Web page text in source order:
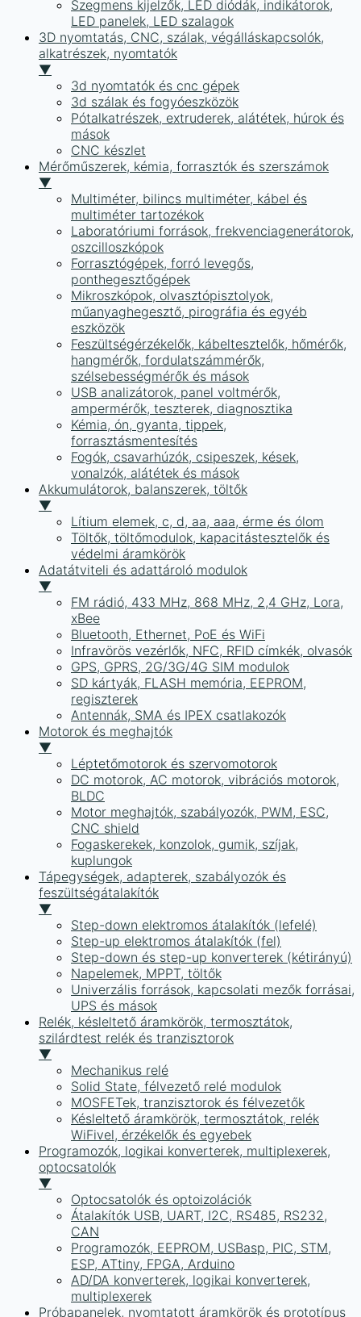
Szegmens kijelzők, LED diódák, indikátorok,
LED panelek, LED szalagok
3D nyomtatás, CNC, szálak, végálláskapcsolók,
alkatrészek, nyomtatók
▼
3d nyomtatók és cnc gépek
3d szálak és fogyóeszközök
Pótalkatrészek, extruderek, alátétek, húrok és
mások
CNC készlet
Mérőműszerek, kémia, forrasztók és szerszámok
▼
Multiméter, bilincs multiméter, kábel és
multiméter tartozékok
Laboratóriumi források, frekvenciagenerátorok,
oszcilloszkópok
Forrasztógépek, forró levegős,
ponthegesztőgépek
Mikroszkópok, olvasztópisztolyok,
műanyaghegesztő, pirográfia és egyéb
eszközök
Feszültségérzékelők, kábeltesztelők, hőmérők,
hangmérők, fordulatszámmérők,
szélsebességmérők és mások
USB analizátorok, panel voltmérők,
ampermérők, teszterek, diagnosztika
Kémia, ón, gyanta, tippek,
forrasztásmentesítés
Fogók, csavarhúzók, csipeszek, kések,
vonalzók, alátétek és mások
Akkumulátorok, balanszerek, töltők
▼
Lítium elemek, c, d, aa, aaa, érme és ólom
Töltők, töltőmodulok, kapacitástesztelők és
védelmi áramkörök
Adatátviteli és adattároló modulok
▼
FM rádió, 433 MHz, 868 MHz, 2,4 GHz, Lora,
xBee
Bluetooth, Ethernet, PoE és WiFi
Infravörös vezérlők, NFC, RFID címkék, olvasók
GPS, GPRS, 2G/3G/4G SIM modulok
SD kártyák, FLASH memória, EEPROM,
regiszterek
Antennák, SMA és IPEX csatlakozók
Motorok és meghajtók
▼
Léptetőmotorok és szervomotorok
DC motorok, AC motorok, vibrációs motorok,
BLDC
Motor meghajtók, szabályozók, PWM, ESC,
CNC shield
Fogaskerekek, konzolok, gumik, szíjak,
kuplungok
Tápegységek, adapterek, szabályozók és
feszültségátalakítók
▼
Step-down elektromos átalakítók (lefelé)
Step-up elektromos átalakítók (fel)
Step-down és step-up konverterek (kétirányú)
Napelemek, MPPT, töltők
Univerzális források, kapcsolati mezők forrásai,
UPS és mások
Relék, késleltető áramkörök, termosztátok,
szilárdtest relék és tranzisztorok
▼
Mechanikus relé
Solid State, félvezető relé modulok
MOSFETek, tranzisztorok és félvezetők
Késleltető áramkörök, termosztátok, relék
WiFivel, érzékelők és egyebek
Programozók, logikai konverterek, multiplexerek,
optocsatolók
▼
Optocsatolók és optoizolációk
Átalakítók USB, UART, I2C, RS485, RS232,
CAN
Programozók, EEPROM, USBasp, PIC, STM,
ESP, ATtiny, FPGA, Arduino
AD/DA konverterek, logikai konverterek,
multiplexerek
Próbapanelek, nyomtatott áramkörök és prototípus